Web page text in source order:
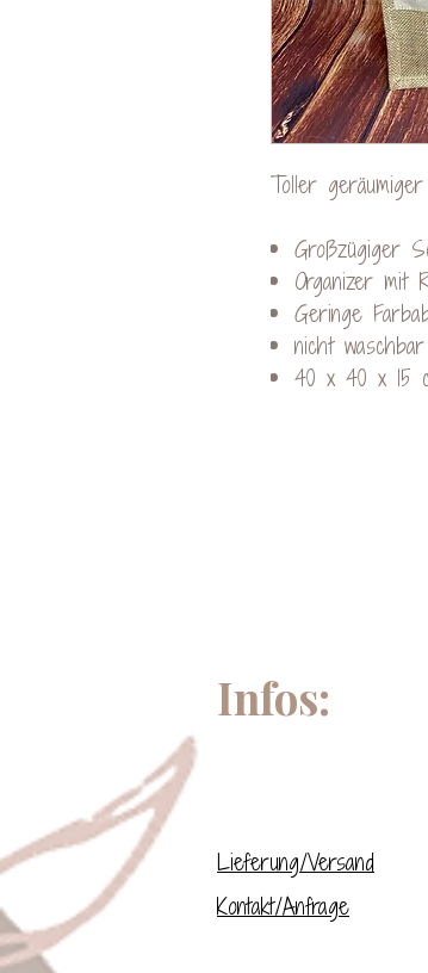
Toller
Großzügiger
Organizer mit
Geringe
nicht waschbar
40 x 40 x 15
Infos:
Lieferung/Versand
Kontakt/Anfrage